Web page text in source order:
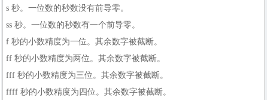
s 秒。一位数的秒数没有前导零。
ss 秒。一位数的秒数有一个前导零。
f 秒的小数精度为一位。其余数字被截断。
ff 秒的小数精度为两位。其余数字被截断。
fff 秒的小数精度为三位。其余数字被截断。
ffff 秒的小数精度为四位。其余数字被截断。